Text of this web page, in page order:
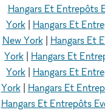
Hangars Et Entrepôts
York
Hangars Et
New York| Hangars Et
York
Hangars Et
York
Hangars Et
York| Hangars Et
Hangars Et Entrepôts